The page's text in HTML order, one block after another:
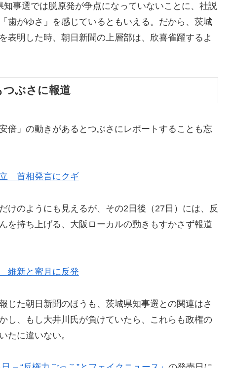
事選では脱原発が争点になっていないことに、社説
歯がゆさ」を感じているともいえる。だから、茨城
表明した時、朝日新聞の上層部は、欣喜雀躍するよ
つぶさに報道
倍」の動きがあるとつぶさにレポートすることも忘
立 首相発言にクギ
けのようにも見えるが、その2日後（27日）には、反
を持ち上げる、大阪ローカルの動きもすかさず報道
維新と蜜月に反発
じた朝日新聞のほうも、茨城県知事選との関連はさ
し、もし大井川氏が負けていたら、これらも政権の
たに違いない。